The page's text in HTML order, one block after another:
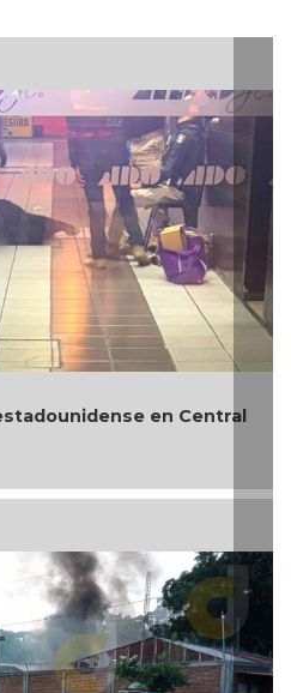
/ 3:01 PM
que Ángel Aguirre habría
pruebas del caso
“estaba al tanto”
/ 2:51 PM